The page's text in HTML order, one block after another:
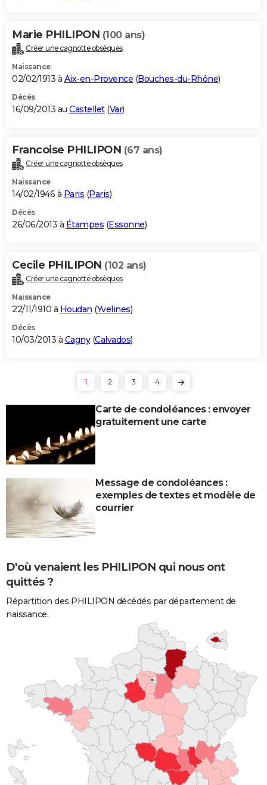
Marie PHILIPON (100 ans)
Créer une cagnotte obsèques
Naissance
02/02/1913 à Aix-en-Provence (Bouches-du-Rhône)
Décès
16/09/2013 au Castellet(Var)
Francoise PHILIPON (67 ans)
Créer une cagnotte obsèques
Naissance
14/02/1946 à Paris (Paris)
Décès
26/06/2013 à Étampes (Essonne)
Cecile PHILIPON (102 ans)
Créer une cagnotte obsèques
Naissance
22/11/1910 à Houdan (Yvelines)
Décès
10/03/2013 à Cagny(Calvados)
1 2 3 4
Carte de condoléances : envoyer
gratuitement une carte
Message de condoléances :
exemples de textes et modèle de
courrier
D'où venaient les PHILIPON qui nous ont
quittés ?
Répartition des PHILIPON décédés par département de
naissance.